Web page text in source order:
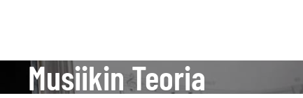
Musiikin Teoria